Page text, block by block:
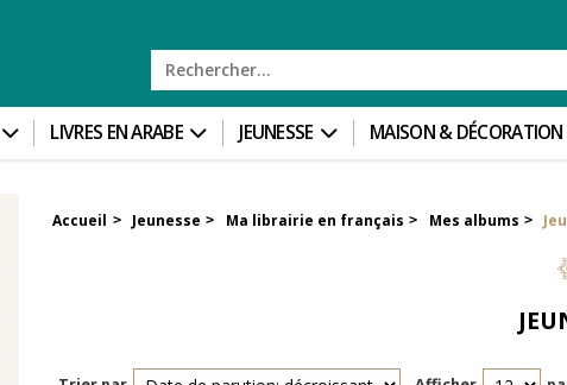
LIVRES EN ARABE JEUNESSE MAISON & DÉCORATION
Accueil > Jeunesse > Ma librairie en français > Mes albums >